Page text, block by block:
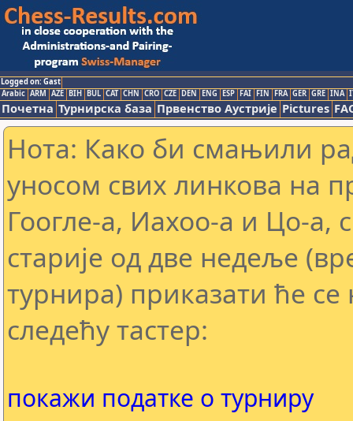
Logged on: Gast
Arabic ARM AZE BIH BUL CAT CHN CRO CZE DEN ENG ESP FAI FIN FRA GER GRE INA
Почетна Турнирска база Првенство Аустрије Pictures
Нота: Како би смањили
уносом свих линкова на
Гоогле-а, Иахоо-а и Цо-а,
старије од две недеље
турнира) приказати ће
следећу тастер:
покажи податке о турниру